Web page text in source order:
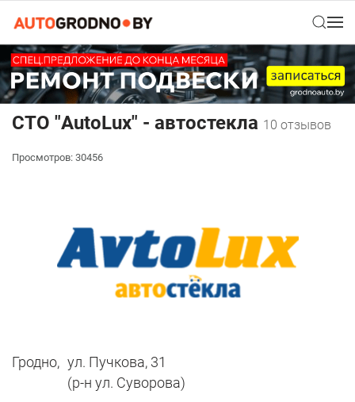
СТО "AutoLux" - автостекла 10 отзывов
Просмотров: 30456
Гродно, ул. Пучкова, 31
(р-н ул. Суворова)